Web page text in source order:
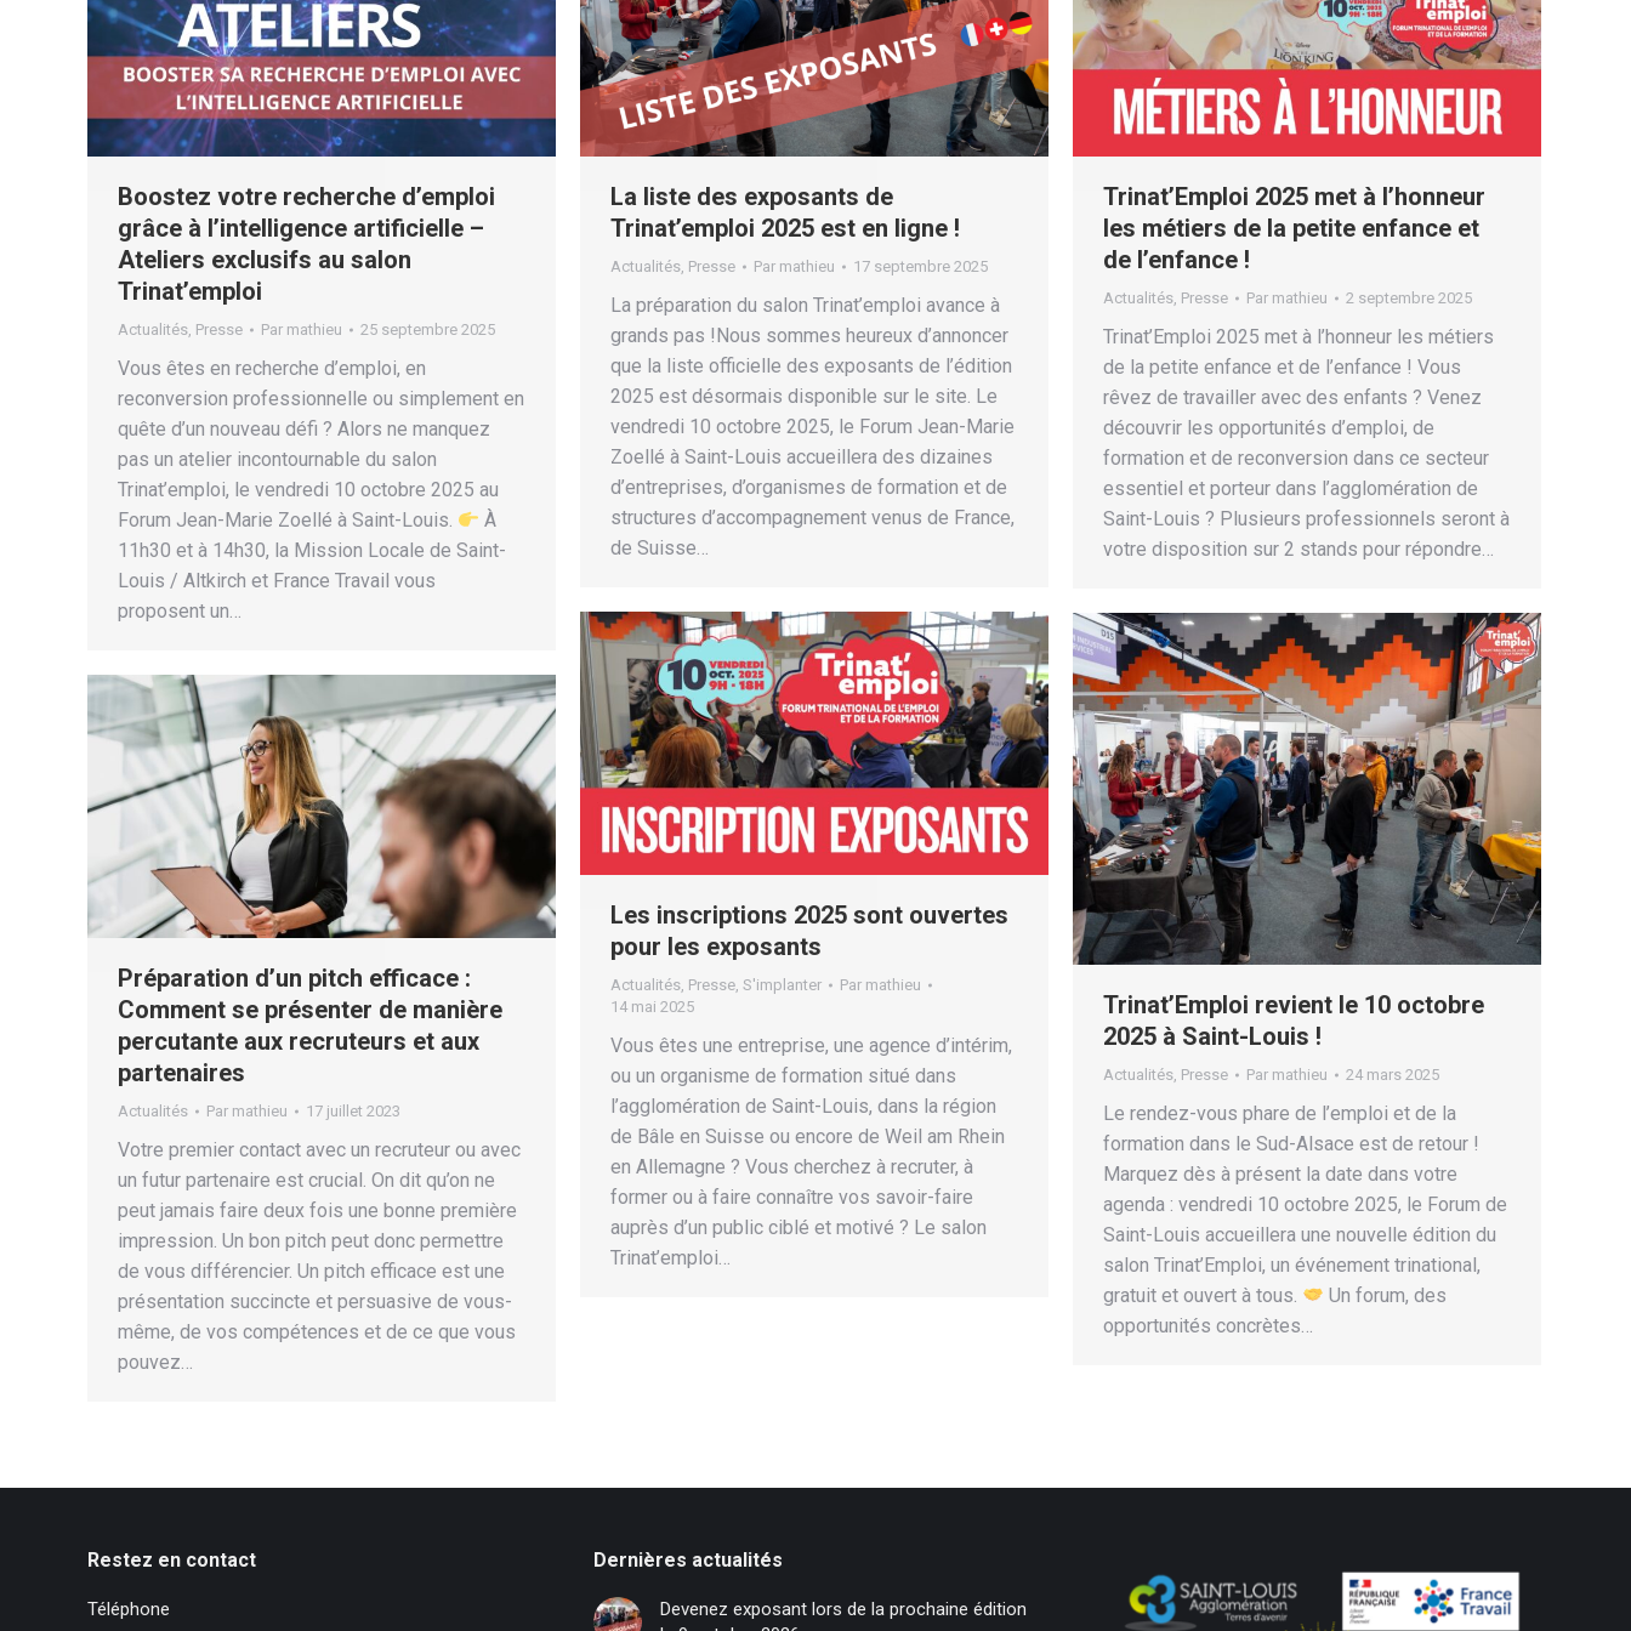
Boostez votre recherche d’emploi
grâce à l’intelligence artificielle –
Ateliers exclusifs au salon
Trinat’emploi
Actualités, Presse Par mathieu 25 septembre 2025
Vous êtes en recherche d’emploi, en
reconversion professionnelle ou simplement en
quête d’un nouveau défi ? Alors ne manquez
pas un atelier incontournable du salon
Trinat’emploi, le vendredi 10 octobre 2025 au
Forum Jean-Marie Zoellé à Saint-Louis.
À
11h30 et à 14h30, la Mission Locale de Saint-
Louis / Altkirch et France Travail vous
proposent un…
La liste des exposants de
Trinat’emploi 2025 est en ligne !
Actualités, Presse Par mathieu 17 septembre 2025
La préparation du salon Trinat’emploi avance à
grands pas !Nous sommes heureux d’annoncer
que la liste officielle des exposants de l’édition
2025 est désormais disponible sur le site. Le
vendredi 10 octobre 2025, le Forum Jean-Marie
Zoellé à Saint-Louis accueillera des dizaines
d’entreprises, d’organismes de formation et de
structures d’accompagnement venus de France,
de Suisse…
Trinat’Emploi 2025 met à l’honneur
les métiers de la petite enfance et
de l’enfance !
Actualités, Presse Par mathieu 2 septembre 2025
Trinat’Emploi 2025 met à l’honneur les métiers
de la petite enfance et de l’enfance ! Vous
rêvez de travailler avec des enfants ? Venez
découvrir les opportunités d’emploi, de
formation et de reconversion dans ce secteur
essentiel et porteur dans l’agglomération de
Saint-Louis ? Plusieurs professionnels seront à
votre disposition sur 2 stands pour répondre…
Les inscriptions 2025 sont ouvertes
pour les exposants
Actualités, Presse, S'implanter Par mathieu
14 mai 2025
Vous êtes une entreprise, une agence d’intérim,
ou un organisme de formation situé dans
l’agglomération de Saint-Louis, dans la région
de Bâle en Suisse ou encore de Weil am Rhein
en Allemagne ? Vous cherchez à recruter, à
former ou à faire connaître vos savoir-faire
auprès d’un public ciblé et motivé ? Le salon
Trinat’emploi…
Trinat’Emploi revient le 10 octobre
2025 à Saint-Louis !
Actualités Presse Par mathieu 24 mars 2025
Le rendez-vous phare de l’emploi et de la
formation dans le Sud-Alsace est de retour !
Marquez dès à présent la date dans votre
agenda : vendredi 10 octobre 2025, le Forum de
Saint-Louis accueillera une nouvelle édition du
salon Trinat’Emploi, un événement trinational,
gratuit et ouvert à tous.
Un forum, des
opportunités concrètes…
Préparation d’un pitch efficace :
Comment se présenter de manière
percutante aux recruteurs et aux
partenaires
Actualités Par mathieu 17 juillet 2023
Votre premier contact avec un recruteur ou avec
un futur partenaire est crucial. On dit qu’on ne
peut jamais faire deux fois une bonne première
impression. Un bon pitch peut donc permettre
de vous différencier. Un pitch efficace est une
présentation succincte et persuasive de vous-
même, de vos compétences et de ce que vous
pouvez…
Restez en contact
Téléphone
Dernières actualités
Devenez exposant lors de la prochaine édition